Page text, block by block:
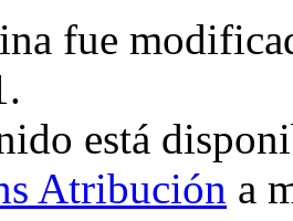
fue
está
Atribución a